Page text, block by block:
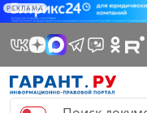
РЕКЛАМА